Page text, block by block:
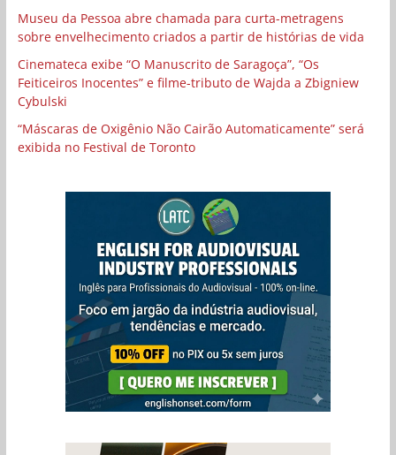
Museu da Pessoa abre chamada para curta-metragens
sobre envelhecimento criados a partir de histórias de vida
Cinemateca exibe “O Manuscrito de Saragoça”, “Os
Feiticeiros Inocentes” e filme-tributo de Wajda a Zbigniew
Cybulski
“Máscaras de Oxigênio Não Cairão Automaticamente” será
exibida no Festival de Toronto